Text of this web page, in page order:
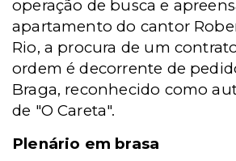
operação de busca e
apartamento do cantor
Rio, a procura de um
ordem é decorrente de
Braga, reconhecido como
de "O Careta".
Plenário em brasa